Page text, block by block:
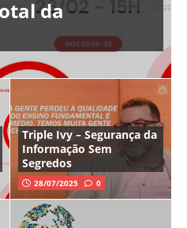
da
Triple Ivy – Segurança da
Informação Sem
Segredos
28/07/2025 0